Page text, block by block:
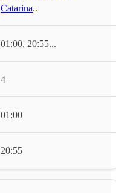
Catarina...
01:00, 20:55...
4
01:00
20:55